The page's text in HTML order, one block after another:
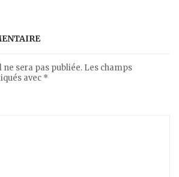
sera pas publiée. Les champs
avec *